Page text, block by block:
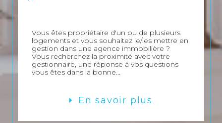
Vous êtes propriétaire d'un ou de plusieurs
logements et vous souhaitez le/les mettre en
gestion dans une agence immobilière ?
Vous recherchez la proximité avec votre
gestionnaire, une réponse à vos questions
vous êtes dans la bonne...
En savoir plus